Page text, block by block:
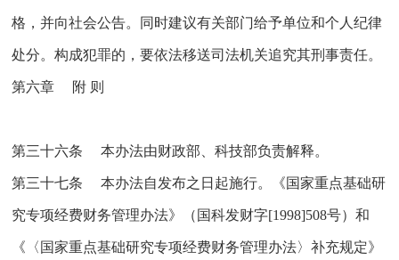
格，并向社会公告。同时建议有关部门给予单位和个人纪律
处分。构成犯罪的，要依法移送司法机关追究其刑事责任。
第六章 附 则
第三十六条 本办法由财政部、科技部负责解释。
第三十七条 本办法自发布之日起施行。《国家重点基础研
究专项经费财务管理办法》（国科发财字[1998]508号）和
《〈国家重点基础研究专项经费财务管理办法〉补充规定》